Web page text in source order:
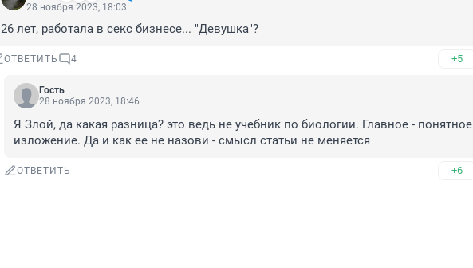
28 ноября 2023, 18:03
26 лет, работала в секс бизнесе... "Девушка"?
ОТВЕТИТЬ 4 +5
Гость
28 ноября 2023, 18:46
Я Злой, да какая разница? это ведь не учебник по биологии. Главное - понятное
изложение. Да и как ее не назови - смысл статьи не меняется
ОТВЕТИТЬ +6